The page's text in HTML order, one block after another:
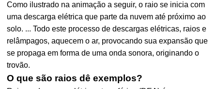
Como ilustrado na animação a seguir, o raio se inicia com
uma descarga elétrica que parte da nuvem até próximo ao
solo. ... Todo este processo de descargas elétricas, raios e
relâmpagos, aquecem o ar, provocando sua expansão que
se propaga em forma de uma onda sonora, originando o
trovão.
O que são raios dê exemplos?